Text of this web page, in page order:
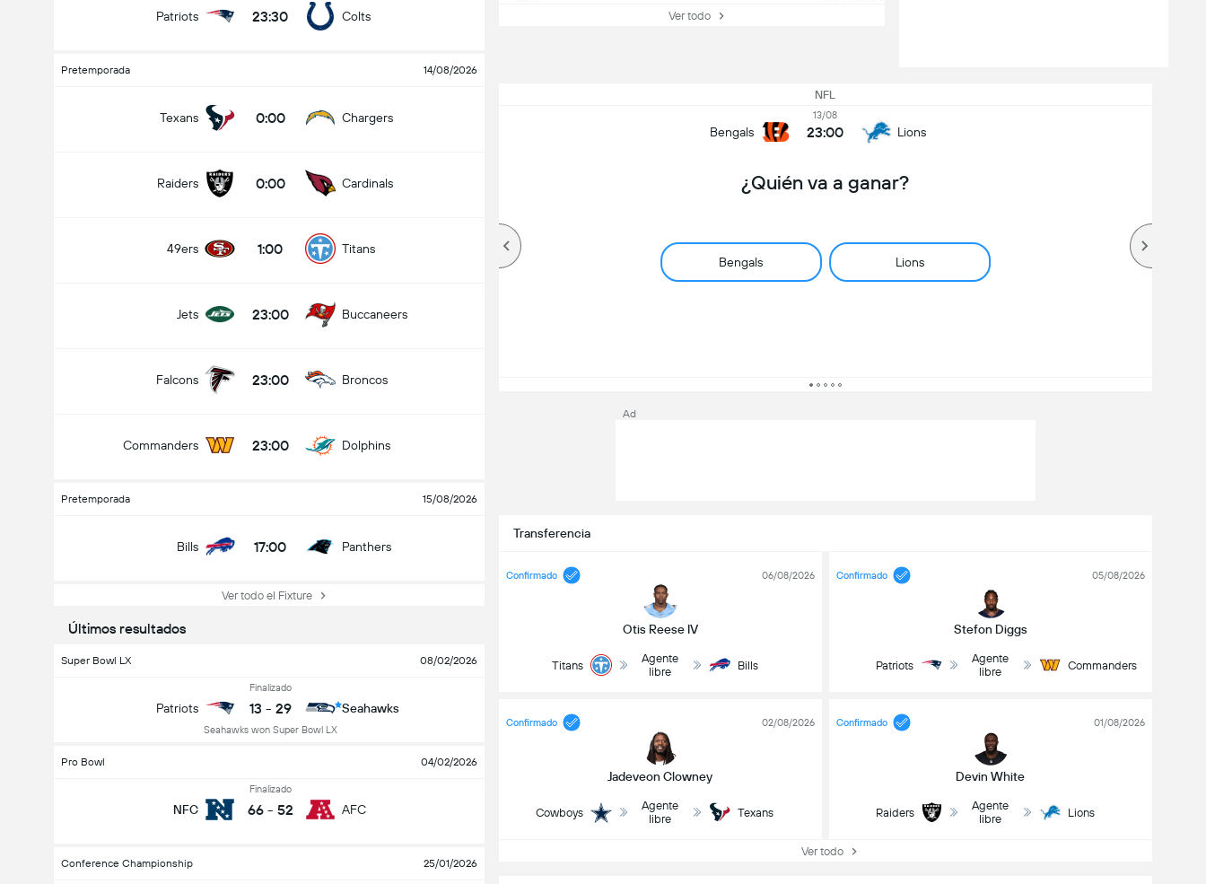
Patriots 23:30 Colts
Pretemporada 14/08/2026
Texans 0:00 Chargers
Raiders 0:00 Cardinals
49ers 1:00 Titans
Jets 23:00 Buccaneers
Falcons 23:00 Broncos
Commanders 23:00 Dolphins
Pretemporada 15/08/2026
Bills 17:00 Panthers
Ver todo el Fixture
Últimos resultados
Super Bowl LX 08/02/2026
Patriots
Finalizado
13 - 29
Seahawks won Super Bowl LX
Seahawks
Pro Bowl 04/02/2026
NFC
Finalizado
66 - 52 AFC
Conference Championship 25/01/2026
Ver todo
Ad
Transferencia
Confirmado
Otis Reese IV
06/08/2026
Titans
Agente
libre
Bills
Confirmado
Stefon Diggs
05/08/2026
Patriots
Agente
libre
Commanders
Confirmado
Jadeveon Clowney
02/08/2026
Cowboys
Agente
libre
Texans
Confirmado
Devin White
01/08/2026
Raiders
Agente
libre
Lions
Ver todo
NFL
Bengals
13/08
23:00 Lions
¿Quién va a ganar?
Bengals Lions
14/08
¿Quién va a ganar?